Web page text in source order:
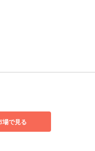
場で見る